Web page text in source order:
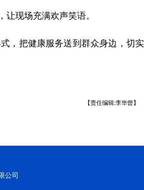
现场充满欢声笑语。
，把健康服务送到群众身边，切实
【责任编辑:李华曾】
公司